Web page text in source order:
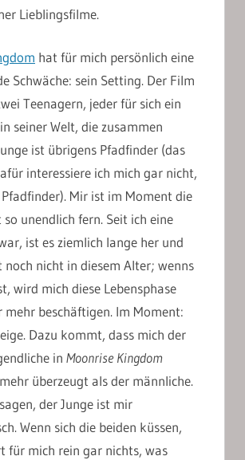
Lieblingsfilme.
hat für mich persönlich eine
Schwäche: sein Setting. Der Film
Teenagern, jeder für sich ein
seiner Welt, die zusammen
ist übrigens Pfadfinder (das
interessiere ich mich gar nicht,
Mir ist im Moment die
so unendlich fern. Seit ich eine
ist es ziemlich lange her und
noch nicht in diesem Alter; wenns
wird mich diese Lebensphase
mehr beschäftigen. Im Moment:
Dazu kommt, dass mich der
in Moonrise Kingdom
überzeugt als der männliche.
der Junge ist mir
Wenn sich die beiden küssen,
für mich rein gar nichts, was